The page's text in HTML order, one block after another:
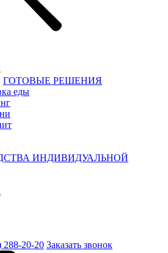
ГОТОВЫЕ РЕШЕНИЯ
еды
ИНДИВИДУАЛЬНОЙ
288-20-20 Заказать звонок